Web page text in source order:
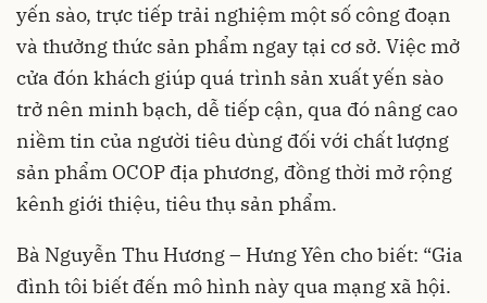
yến sào, trực tiếp trải nghiệm một số công đoạn
và thưởng thức sản phẩm ngay tại cơ sở. Việc mở
cửa đón khách giúp quá trình sản xuất yến sào
trở nên minh bạch, dễ tiếp cận, qua đó nâng cao
niềm tin của người tiêu dùng đối với chất lượng
sản phẩm OCOP địa phương, đồng thời mở rộng
kênh giới thiệu, tiêu thụ sản phẩm.
Bà Nguyễn Thu Hương – Hưng Yên cho biết: “Gia
đình tôi biết đến mô hình này qua mạng xã hội.